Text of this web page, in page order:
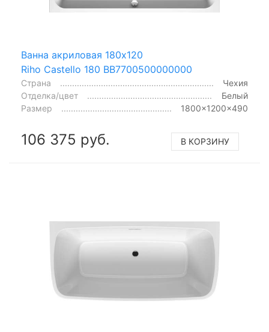
Ванна акриловая 180x120
Riho Castello 180 BB7700500000000
Страна
Чехия
Отделка/цвет
Белый
Размер
1800x1200x490
106 375 руб. В КОРЗИНУ